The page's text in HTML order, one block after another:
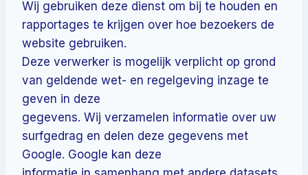
Wij gebruiken deze dienst om bij te houden en
rapportages te krijgen over hoe bezoekers de
website gebruiken.
Deze verwerker is mogelijk verplicht op grond
van geldende wet- en regelgeving inzage te
geven in deze
gegevens. Wij verzamelen informatie over uw
surfgedrag en delen deze gegevens met
Google. Google kan deze